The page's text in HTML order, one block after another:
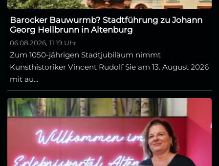
Barocker Bauwurmb? Stadtführung zu Johann
Georg Hellbrunn in Altenburg
06.08.2026, 11:19 Uhr
Zum 1050-jährigen Stadtjubiläum nimmt
Kunsthistoriker Vincent Rudolf Sie am 13. August 2026
mit au...